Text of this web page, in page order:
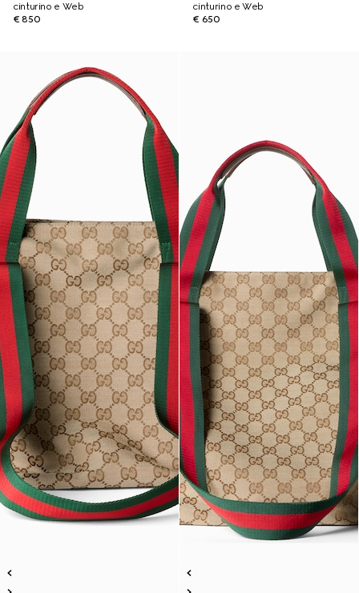
cinturino e Web
€ 850
cinturino e Web
€ 650